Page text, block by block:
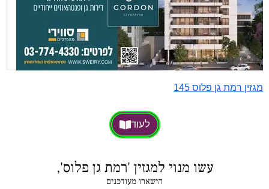
מגזין רמת גן פלוס 145
לעוד
עשו מנוי למגזין 'רמת גן פלוס',
הישארו מעודכנים